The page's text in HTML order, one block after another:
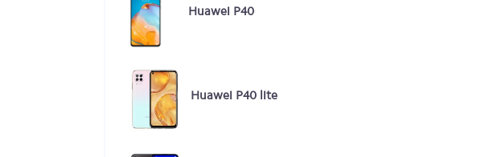
Huawei P40
Huawei P40 lite